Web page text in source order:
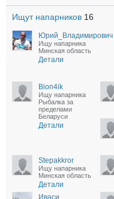
Ищут напарников 16
Юрий_Владимирович
Ищу напарника
Минская область
Детали
Bion4ik
Ищу напарника
Рыбалка за
пределами
Беларуси
Детали
Stepakkror
Ищу напарника
Минская область
Детали
Иваси